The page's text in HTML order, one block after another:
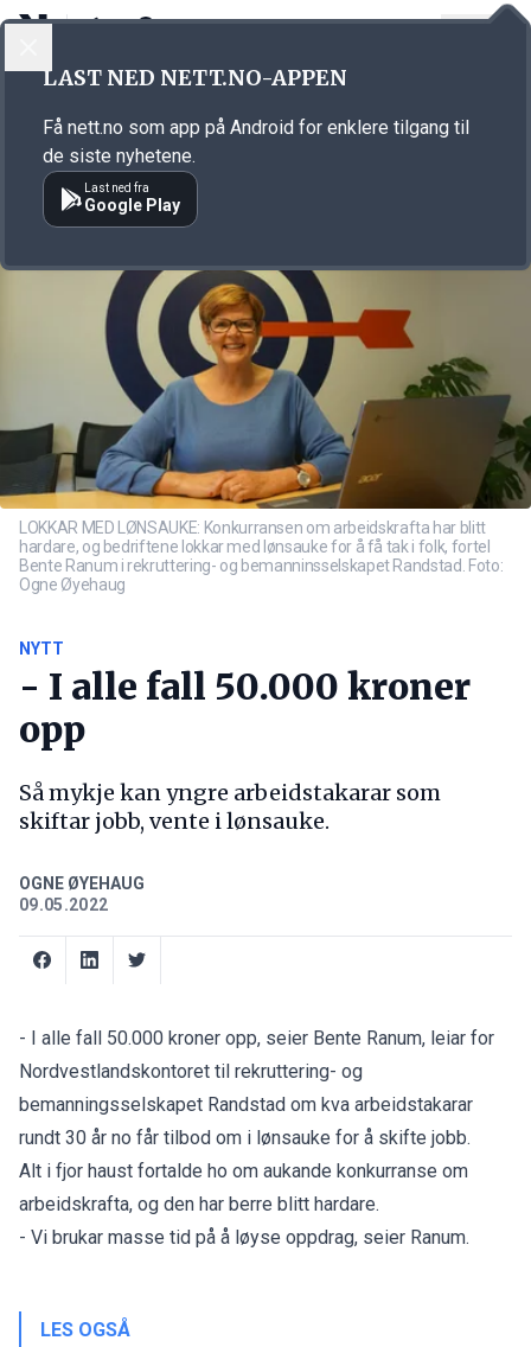
Annonsørinnhold
LOKKAR MED LØNSAUKE: Konkurransen om arbeidskrafta har blitt
hardare, og bedriftene lokkar med lønsauke for å få tak i folk, fortel
Bente Ranum i rekruttering- og bemanninsselskapet Randstad. Foto:
Ogne Øyehaug
NYTT
- I alle fall 50.000 kroner
opp
Så mykje kan yngre arbeidstakarar som
skiftar jobb, vente i lønsauke.
OGNE ØYEHAUG
09.05.2022
- I alle fall 50.000 kroner opp, seier Bente Ranum, leiar for
Nordvestlandskontoret til rekruttering- og
bemanningsselskapet Randstad om kva arbeidstakarar
rundt 30 år no får tilbod om i lønsauke for å skifte jobb.
Alt i fjor haust fortalde ho om aukande konkurranse om
arbeidskrafta, og den har berre blitt hardare.
- Vi brukar masse tid på å løyse oppdrag, seier Ranum.
LES OGSÅ
LAST NED NETT.NO-APPEN
Få nett.no som app på Android for enklere tilgang til
de siste nyhetene.
Last ned fra
Google Play